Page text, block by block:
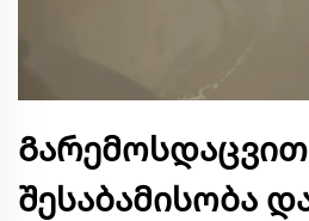
შესაბამისობა